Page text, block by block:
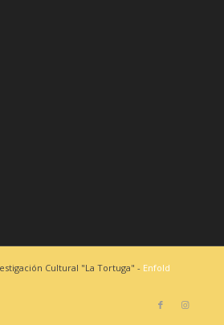
Cultural "La Tortuga" - Enfold